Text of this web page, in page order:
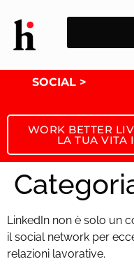
SOCIAL >
WORK BETTER
LA TUA VITA
LinkedIn non è solo un
il social network per
relazioni lavorative.